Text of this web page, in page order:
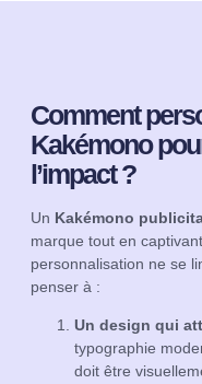
Comment
Kakémono
l’impact ?
Un Kakémono
marque tout en
personnalisation ne se
penser à :
Un design qui
typographie
doit être